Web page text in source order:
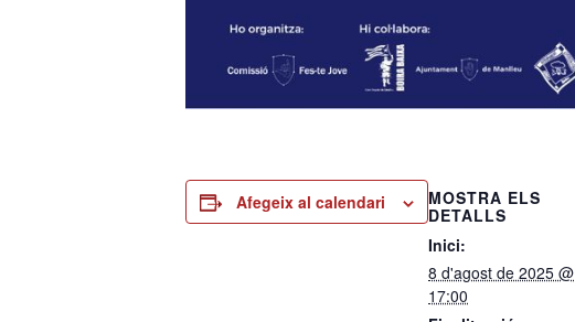
Afegeix al calendari
MOSTRA ELS
DETALLS
Inici:
8 d'agost de 2025 @
17:00